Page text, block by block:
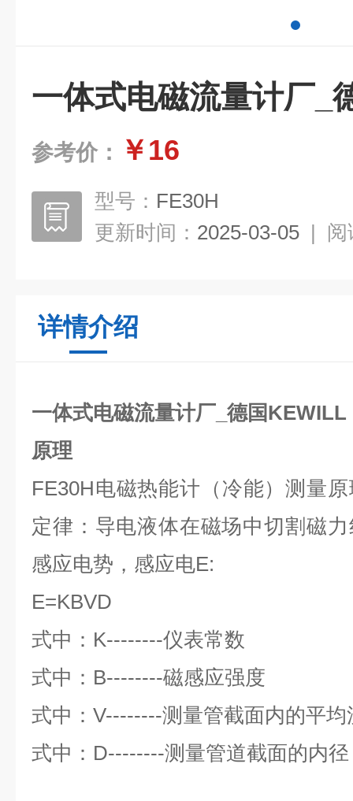
一体式电磁流量计厂_
参考价： ￥16
型号： FE30H
更新时间： 2025-03-05 | 阅
详情介绍
一体式电磁流量计厂_德国KEWILL
原理
FE30H电磁热能计（冷能）测量
定律：导电液体在磁场中切割磁
感应电势，感应电E:
E=KBVD
式中：K--------仪表常数
式中：B--------磁感应强度
式中：V--------测量管截面内的平均
式中：D--------测量管道截面的内径